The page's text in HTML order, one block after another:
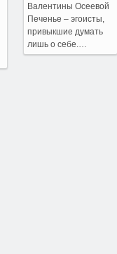
Валентины Осеевой
Печенье – эгоисты,
привыкшие думать
лишь о себе.…